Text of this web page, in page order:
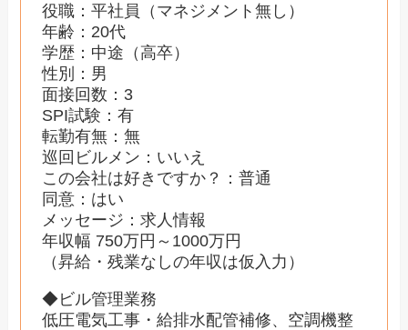
役職：平社員（マネジメント無し）
年齢：20代
学歴：中途（高卒）
性別：男
面接回数：3
SPI試験：有
転勤有無：無
巡回ビルメン：いいえ
この会社は好きですか？：普通
同意：はい
メッセージ：求人情報
年収幅 750万円～1000万円
（昇給・残業なしの年収は仮入力）
◆ビル管理業務
低圧電気工事・給排水配管補修、空調機整